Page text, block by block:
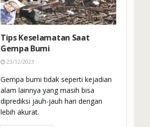
Tips Keselamatan Saat
Gempa Bumi
23/12/2023
Gempa bumi tidak seperti kejadian
alam lainnya yang masih bisa
diprediksi jauh-jauh hari dengan
lebih akurat.